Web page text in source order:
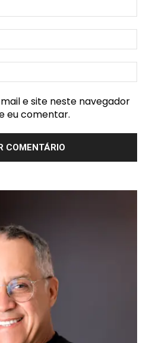
e site neste navegador
eu comentar.